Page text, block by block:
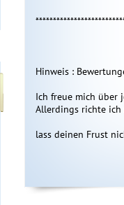
Engelmediu…
Hellsichtiges
Hinweis :
Ich freue mich über
Allerdings richte ich
lass deinen Frust